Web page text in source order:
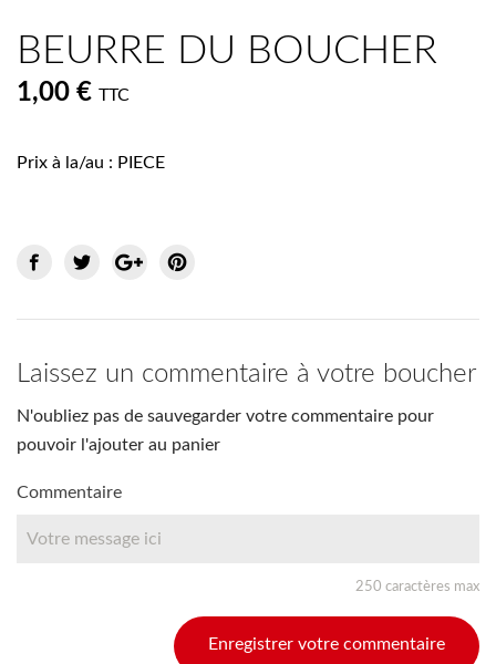
BEURRE DU BOUCHER
1,00 € TTC
Prix à la/au : PIECE
Laissez un commentaire à votre boucher
N'oubliez pas de sauvegarder votre commentaire pour
pouvoir l'ajouter au panier
Commentaire
250 caractères max
Enregistrer votre commentaire